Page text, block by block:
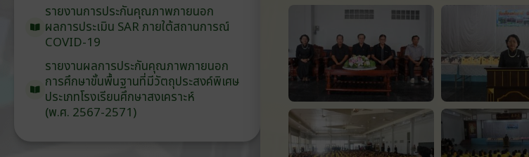
รายงานการประกันคุณภาพภายนอก
ผลการประเมิน SARภายใต้สถานการณ์
COVID-19
รายงานผลการประกันคุณภาพภายนอก
การศึกษาขั้นพื้นฐานที่มีวัตถุประสงค์พิเศษ
ประเภทโรงเรียนศึกษาสงเคราะห์
(พ.ศ. 2567-2571)